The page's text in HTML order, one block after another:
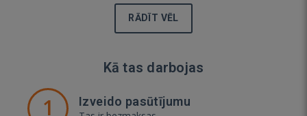
RĀDĪT VĒL
Kā tas darbojas
1 Izveido pasūtījumu